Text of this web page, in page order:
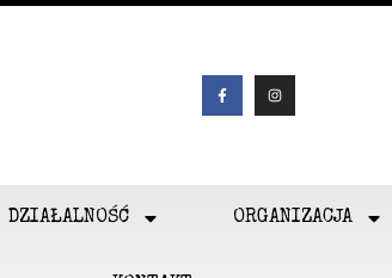
DZIAŁALNOŚĆ ORGANIZACJA